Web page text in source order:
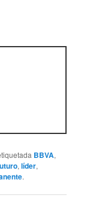
BBVA,
,líder,
.